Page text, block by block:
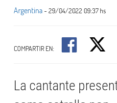
Argentina - 29/04/2022 09:37 hs
COMPARTIR EN:
La cantante